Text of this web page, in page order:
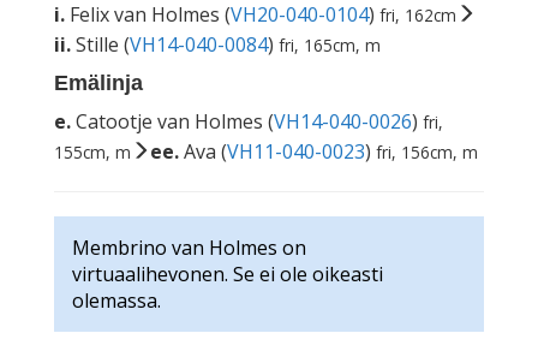
i. Felix van Holmes (VH20-040-0104) fri, 162cm
ii.Stille (VH14-040-0084) fri, 165cm, m
Emälinja
e.Catootje van Holmes (VH14-040-0026) fri,
155cm, m
ee.Ava (VH11-040-0023) fri, 156cm, m
Membrino van Holmes on
virtuaalihevonen. Se ei ole oikeasti
olemassa.